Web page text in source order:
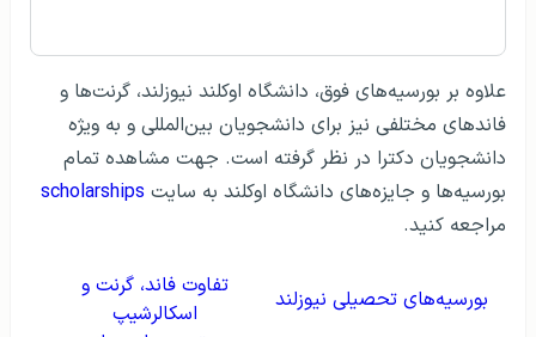
علاوه بر بورسيه‌های فوق، دانشگاه اوکلند نیوزلند، گرنت‌ها و
فاندهای مختلفی نيز برای دانشجويان بين‌المللی و به ويژه
دانشجويان دکترا در نظر گرفته‌ است. جهت مشاهده تمام
بورسیه‌ها و جایزه‌های دانشگاه اوکلند به سایت scholarships
مراجعه کنید.
بورسيه‌های تحصيلی نیوزلند
تفاوت فاند، گرنت و
اسکالرشيپ